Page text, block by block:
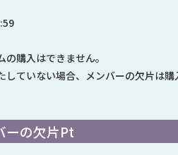
購入はできません。
ていない場合、メンバーの欠片は購
ーの欠片Pt